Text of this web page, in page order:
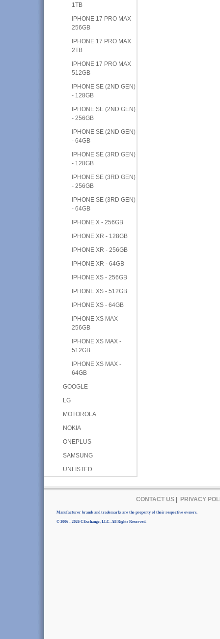
1TB
IPHONE 17 PRO MAX
256GB
IPHONE 17 PRO MAX
2TB
IPHONE 17 PRO MAX
512GB
IPHONE SE (2ND GEN)
- 128GB
IPHONE SE (2ND GEN)
- 256GB
IPHONE SE (2ND GEN)
- 64GB
IPHONE SE (3RD GEN)
- 128GB
IPHONE SE (3RD GEN)
- 256GB
IPHONE SE (3RD GEN)
- 64GB
IPHONE X - 256GB
IPHONE XR - 128GB
IPHONE XR - 256GB
IPHONE XR - 64GB
IPHONE XS - 256GB
IPHONE XS - 512GB
IPHONE XS - 64GB
IPHONE XS MAX -
256GB
IPHONE XS MAX -
512GB
IPHONE XS MAX -
64GB
GOOGLE
LG
MOTOROLA
NOKIA
ONEPLUS
SAMSUNG
UNLISTED
CONTACT US| PRIVACY
Manufacturer brands and trademarks are the property of their respective owners.
© 2006 - 2026 CExchange, LLC. All Rights Reserved.